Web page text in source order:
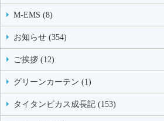
M-EMS (8)
お知らせ (354)
ご挨拶 (12)
グリーンカーテン (1)
タイタンビカス成長記 (153)